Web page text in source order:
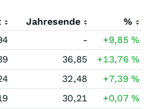
Jahresende
%
- +9,85%
36,85 +13,76%
32,48 +7,39%
30,21 +0,07%